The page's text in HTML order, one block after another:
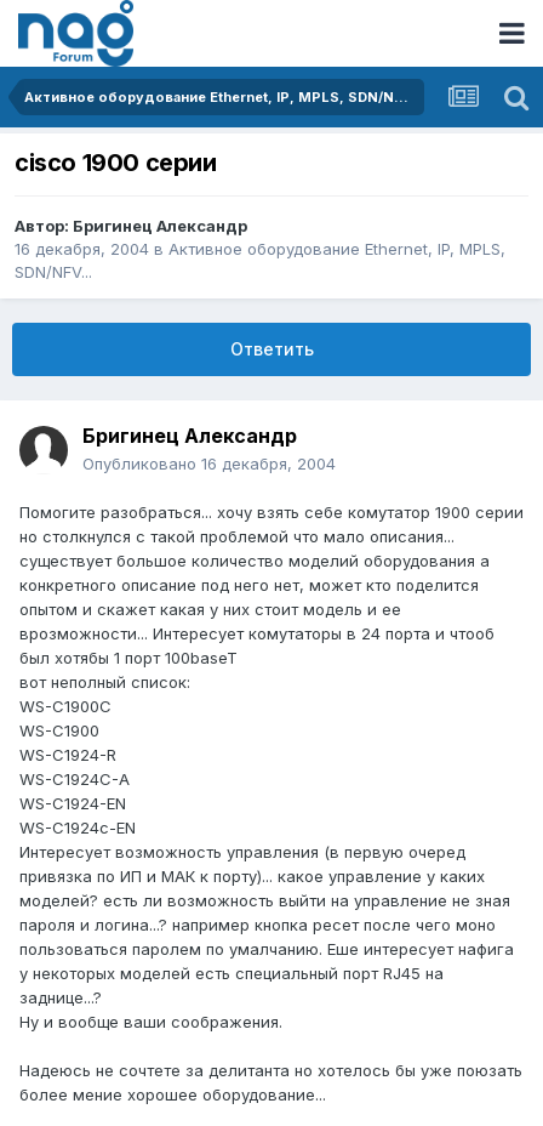
Активное оборудование Ethernet, IP, MPLS, SDN/NFV...
cisco 1900 серии
Автор: Бригинец Александр
16 декабря, 2004 в Активное оборудование Ethernet, IP, MPLS,
SDN/NFV...
Ответить
Бригинец Александр
Опубликовано 16 декабря, 2004
Помогите разобраться... хочу взять себе комутатор 1900 серии
но столкнулся с такой проблемой что мало описания...
существует большое количество моделий оборудования а
конкретного описание под него нет, может кто поделится
опытом и скажет какая у них стоит модель и ее
врозможности... Интересует комутаторы в 24 порта и чтооб
был хотябы 1 порт 100baseT
вот неполный список:
WS-C1900C
WS-C1900
WS-C1924-R
WS-C1924C-A
WS-C1924-EN
WS-C1924c-EN
Интересует возможность управления (в первую очеред
привязка по ИП и МАК к порту)... какое управление у каких
моделей? есть ли возможность выйти на управление не зная
пароля и логина...? например кнопка ресет после чего моно
пользоваться паролем по умалчанию. Еше интересует нафига
у некоторых моделей есть специальный порт RJ45 на
заднице...?
Ну и вообще ваши соображения.
Надеюсь не сочтете за делитанта но хотелось бы уже поюзать
более мение хорошее оборудование...